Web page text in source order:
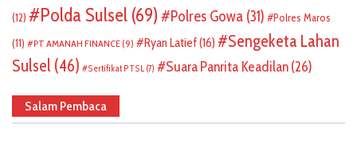
(12)
Polda Sulsel (69) Polres Gowa (31)
Polres Maros
(11)
PT AMANAH FINANCE(9) Ryan Latief(16)
Sengeketa Lahan
Sulsel (46) Sertifikat PTSL (7) Suara Panrita Keadilan(26)
Salam Pembaca